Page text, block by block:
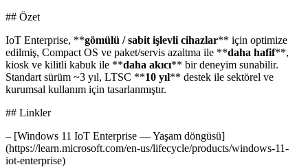
## Özet
IoT Enterprise, **gömülü / sabit işlevli cihazlar** için optimize
edilmiş, Compact OS ve paket/servis azaltma ile **daha hafif**,
kiosk ve kilitli kabuk ile **daha akıcı** bir deneyim sunabilir.
Standart sürüm ~3 yıl, LTSC **10 yıl** destek ile sektörel ve
kurumsal kullanım için tasarlanmıştır.
## Linkler
– [Windows 11 IoT Enterprise — Yaşam döngüsü]
(https://learn.microsoft.com/en-us/lifecycle/products/windows-11-
iot-enterprise)